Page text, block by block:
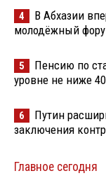
4
В Абхазии
молодёжный
5
Пенсию по
уровне не ниже
6
Путин
заключения
Главное сегодня